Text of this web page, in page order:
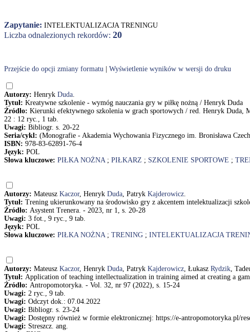
Zapytanie: INTELEKTUALIZACJA TRENINGU
Liczba odnalezionych rekordów: 20
Przejście do opcji zmiany formatu Wyświetlenie wyników w wersji do druku
Autorzy: Henryk Duda.
Tytuł: Kreatywne szkolenie - wymóg nauczania gry w piłkę nożną / Henryk Duda
Źródło: Kierunki efektywnego szkolenia w grach sportowych / red. Henryk Duda,
22 : 12 ryc., 1 tab.
Uwagi: Bibliogr. s. 20-22
Seria/cykl: (Monografie - Akademia Wychowania Fizycznego im. Bronisława
ISBN: 978-83-62891-76-4
Język: POL
Słowa kluczowe: PIŁKA NOŻNA; PIŁKARZ ; SZKOLENIE SPORTOWE ;
Autorzy: Mateusz Kaczor, Henryk Duda, Patryk Kajderowicz.
Tytuł: Trening ukierunkowany na środowisko gry z akcentem intelektualizacji
Źródło: Asystent Trenera. - 2023, nr 1, s. 20-28
Uwagi: 3 fot., 9 ryc., 9 tab.
Język: POL
Słowa kluczowe: PIŁKA NOŻNA; TRENING ; INTELEKTUALIZACJA
Autorzy: Mateusz Kaczor, Henryk Duda, Patryk Kajderowicz, Łukasz Rydzik,
Tytuł: Application of teaching intellectualization in training aimed at creating a
Źródło: Antropomotoryka. - Vol. 32, nr 97 (2022), s. 15-24
Uwagi: 2 ryc., 9 tab.
Uwagi: Odczyt dok.: 07.04.2022
Uwagi: Bibliogr. s. 23-24
Uwagi: Dostępny również w formie elektronicznej: https://e-antropomotoryka.pl/
Uwagi: Streszcz. ang.